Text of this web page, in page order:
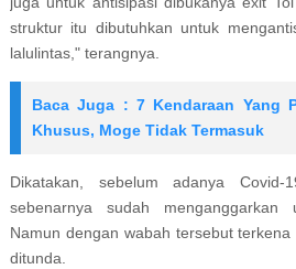
struktur itu dibutuhkan untuk
lalulintas," terangnya.
Baca Juga : 7 Kendaraan Yang
Khusus, Moge Tidak Termasuk
Dikatakan, sebelum adanya
sebenarnya sudah menganggarkan
Namun dengan wabah tersebut
ditunda.